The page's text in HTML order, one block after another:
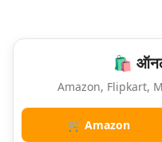
🛍️
Amazon, Flipkart,
🛒 Amazon